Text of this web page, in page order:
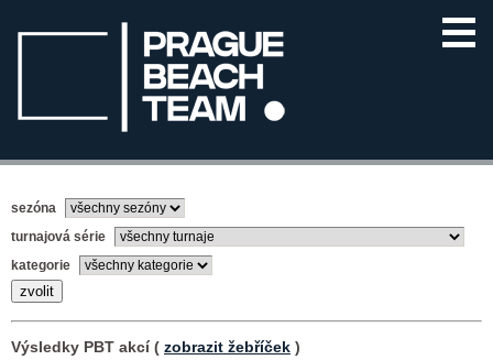
sezóna
turnajová série
kategorie
Výsledky PBT akcí ( zobrazit žebříček )